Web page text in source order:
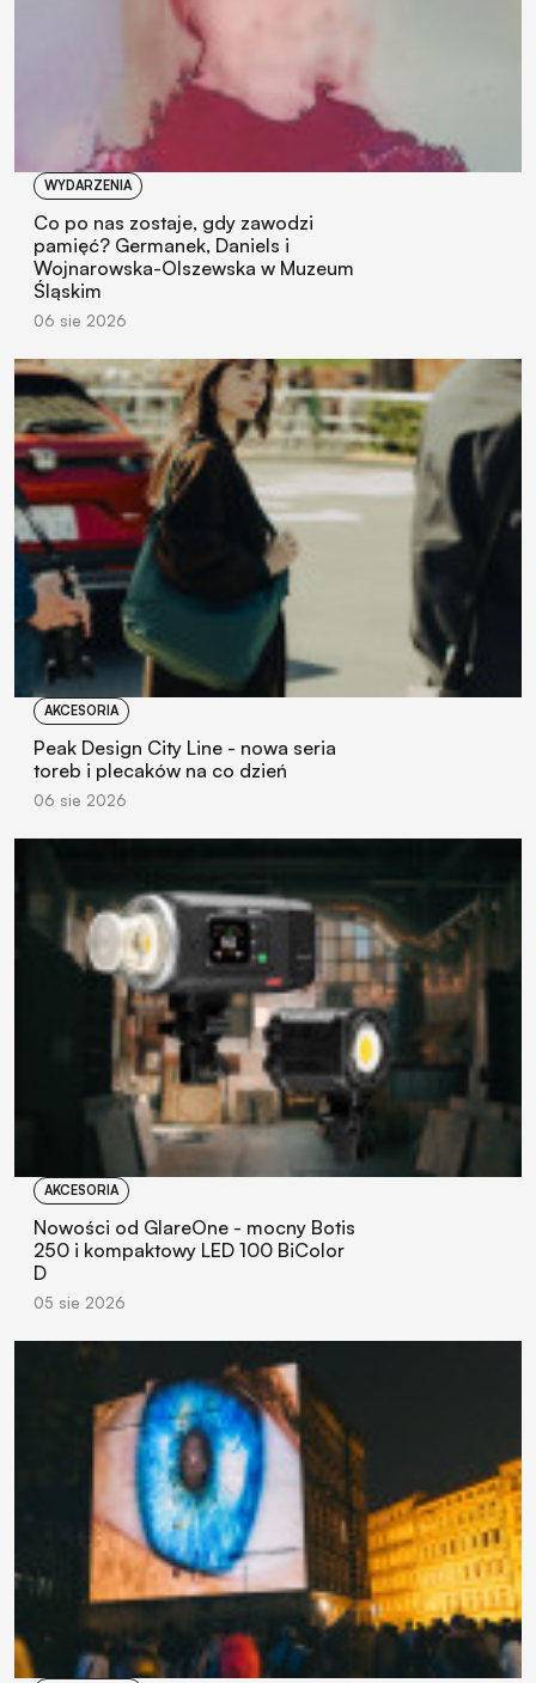
WYDARZENIA
Co po nas zostaje, gdy zawodzi
pamięć? Germanek, Daniels i
Wojnarowska-Olszewska w Muzeum
Śląskim
06 sie 2026
AKCESORIA
Peak Design City Line - nowa seria
toreb i plecaków na co dzień
06 sie 2026
AKCESORIA
Nowości od GlareOne - mocny Botis
250 i kompaktowy LED 100 BiColor
D
05 sie 2026